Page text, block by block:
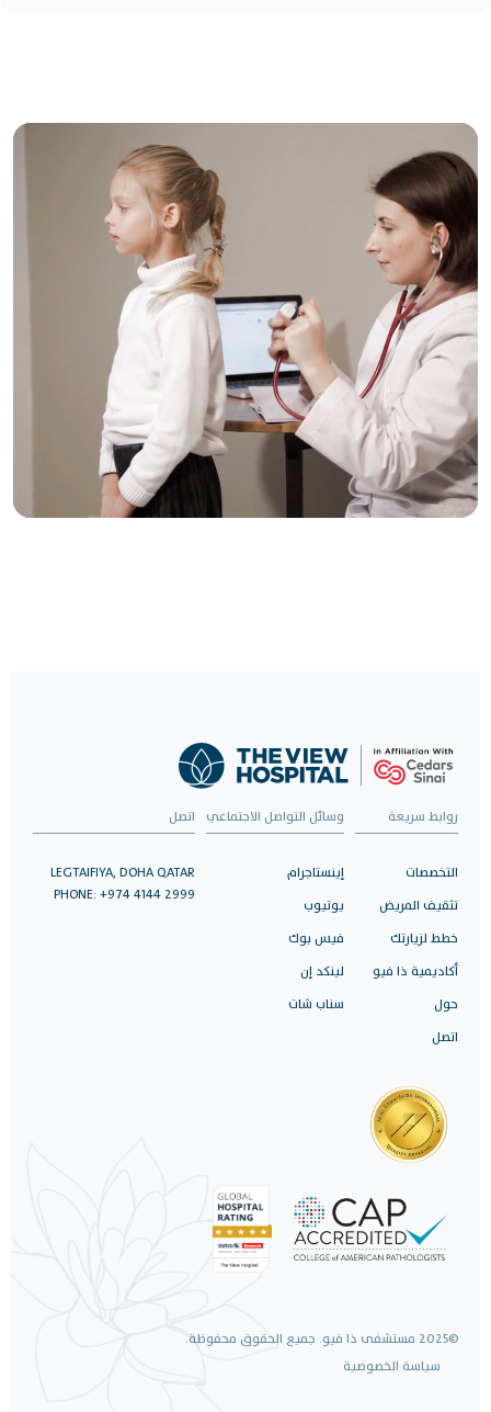
روابط سريعة
التخصصات
تثقيف المريض
خطط لزيارتك
أكاديمية ذا فيو
حول
اتصل
وسائل التواصل الاجتماعي
إينستاجرام
يوتيوب
فيس بوك
لينكد إن
سناب شات
اتصل
LEGTAIFIYA, DOHA QATAR
PHONE: +974 4144 2999
©2025 مستشفى ذا فيو. جميع الحقوق محفوظة.
سياسة الخصوصية